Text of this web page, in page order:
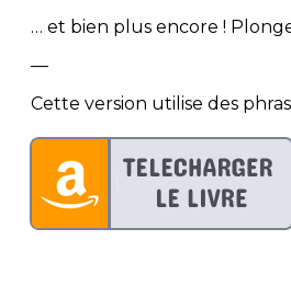
… et bien plus encore !
—
Cette version utilise des